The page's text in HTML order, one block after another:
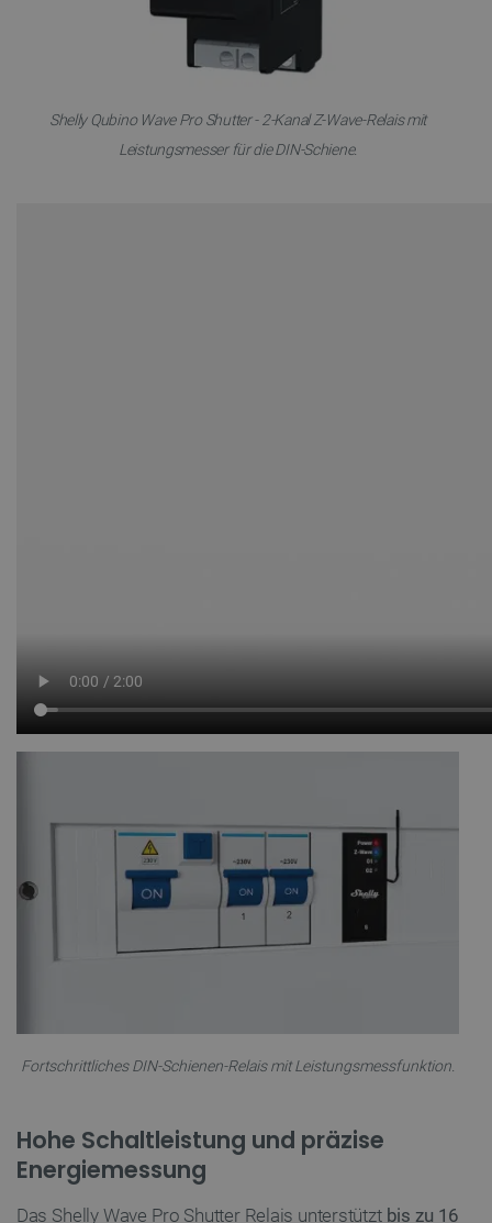
Shelly Qubino Wave Pro Shutter - 2-Kanal Z-Wave-Relais mit
Leistungsmesser für die DIN-Schiene.
Fortschrittliches DIN-Schienen-Relais mit Leistungsmessfunktion.
Hohe Schaltleistung und präzise
Energiemessung
Das Shelly Wave Pro Shutter Relais unterstützt bis zu 16